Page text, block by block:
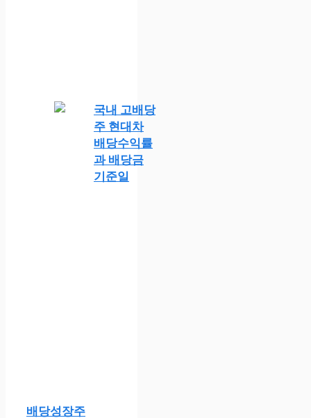
국내 고배당
주 현대차
배당수익률
과 배당금
기준일
배당성장주